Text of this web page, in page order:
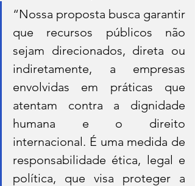
“Nossa proposta busca garantir
que recursos públicos não
sejam direcionados, direta ou
indiretamente, a empresas
envolvidas em práticas que
atentam contra a dignidade
humana e o direito
internacional. É uma medida de
responsabilidade ética, legal e
política, que visa proteger a